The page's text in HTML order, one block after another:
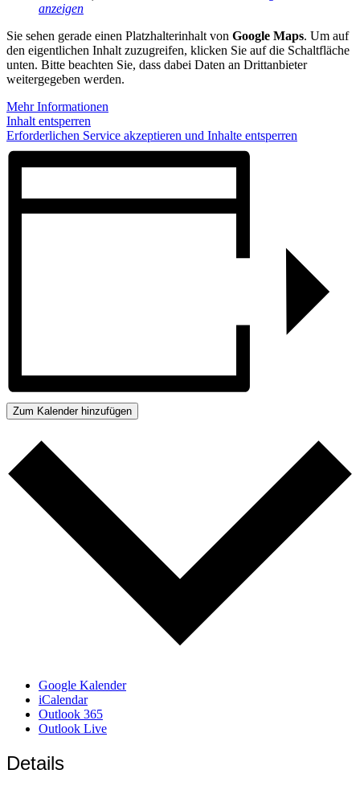
anzeigen
Sie sehen gerade einen Platzhalterinhalt von Google Maps. Um auf
den eigentlichen Inhalt zuzugreifen, klicken Sie auf die Schaltfläche
unten. Bitte beachten Sie, dass dabei Daten an Drittanbieter
weitergegeben werden.
Mehr Informationen
Inhalt entsperren
Erforderlichen Service akzeptieren und Inhalte entsperren
Zum Kalender hinzufügen
Google Kalender
iCalendar
Outlook 365
Outlook Live
Details